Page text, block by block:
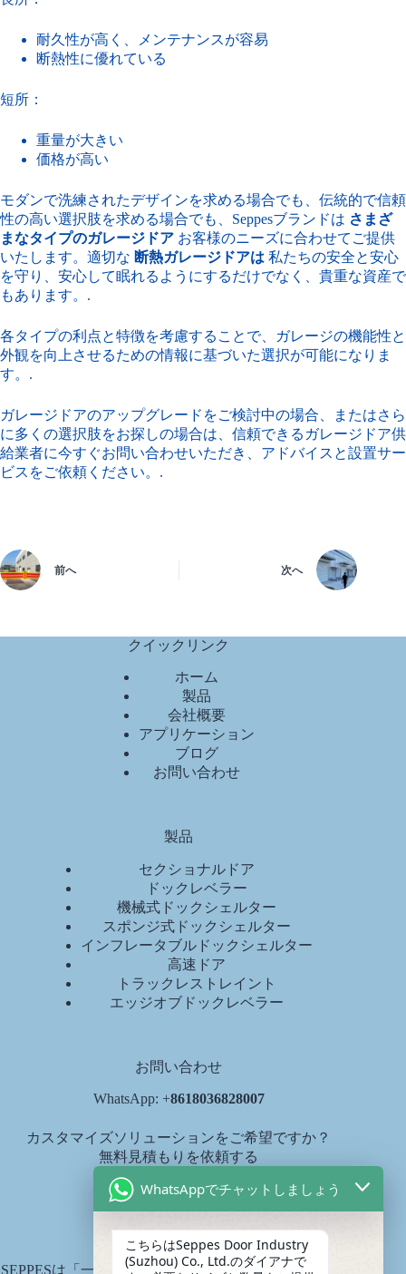
耐久性が高く、メンテナンスが容易
断熱性に優れている
短所：
重量が大きい
価格が高い
モダンで洗練されたデザインを求める場合でも、伝統的で信頼
性の高い選択肢を求める場合でも、Seppesブランドは さまざ
まなタイプのガレージドア お客様のニーズに合わせてご提供
いたします。適切な 断熱ガレージドアは 私たちの安全と安心
を守り、安心して眠れるようにするだけでなく、貴重な資産で
もあります。.
各タイプの利点と特徴を考慮することで、ガレージの機能性と
外観を向上させるための情報に基づいた選択が可能になりま
す。.
ガレージドアのアップグレードをご検討中の場合、またはさら
に多くの選択肢をお探しの場合は、信頼できるガレージドア供
給業者に今すぐお問い合わせいただき、アドバイスと設置サー
ビスをご依頼ください。.
前へ 次へ
クイックリンク
ホーム
製品
会社概要
アプリケーション
ブログ
お問い合わせ
製品
セクショナルドア
ドックレベラー
機械式ドックシェルター
スポンジ式ドックシェルター
インフレータブルドックシェルター
高速ドア
トラックレストレイント
エッジオブドックレベラー
お問い合わせ
WhatsApp: +8618036828007
カスタマイズソリューションをご希望ですか？
無料見積もりを依頼する
diana@seppes.com.cn
SEPPESサービス
SEPPESは「一戸一庭、生涯サービス」という製品生涯
WhatsAppでチャットしましょう
こちらはSeppes Door Industry
(Suzhou) Co., Ltd.のダイアナで